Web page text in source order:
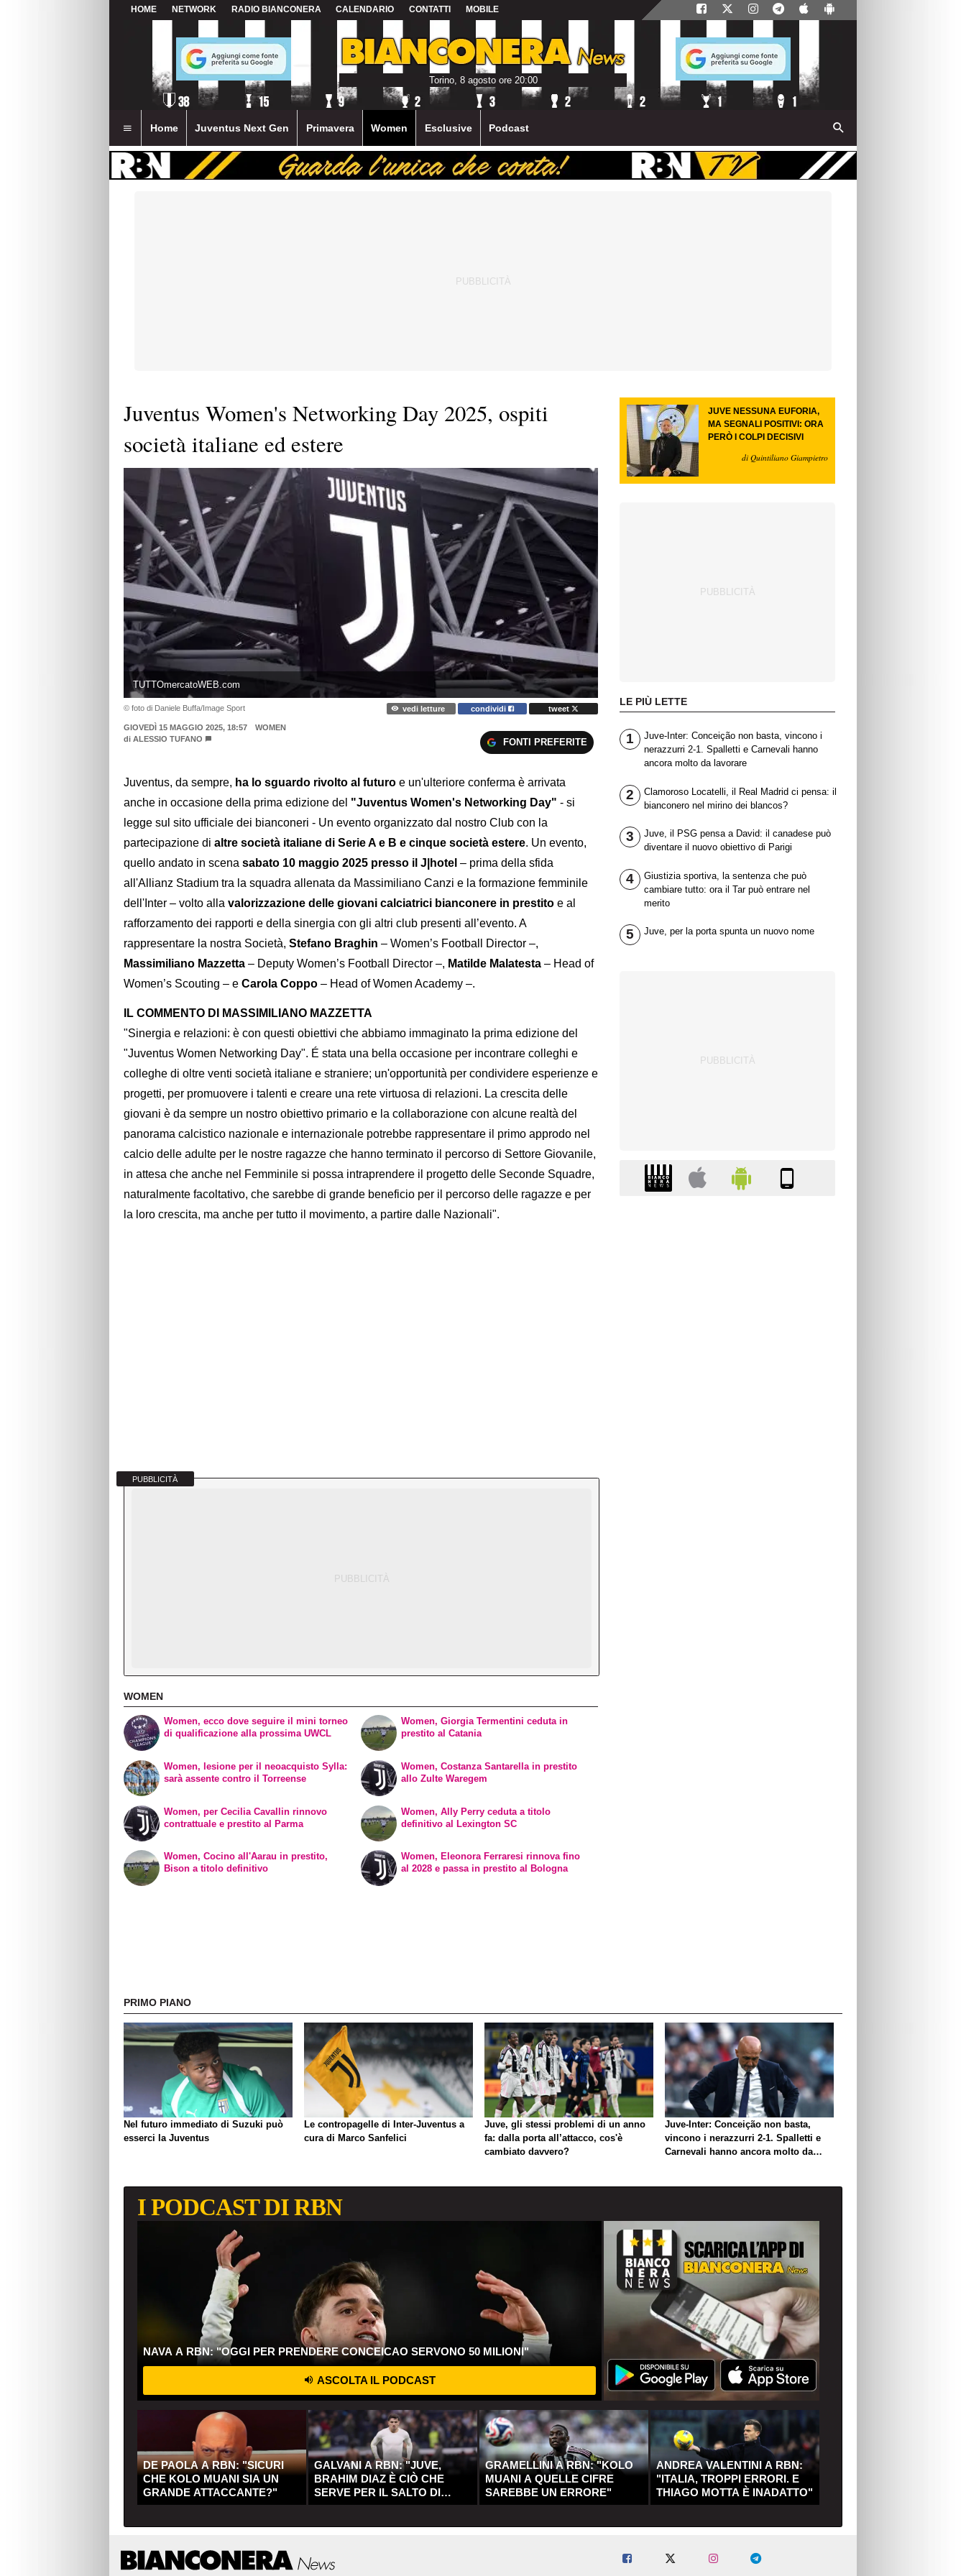
HOME NETWORK RADIO BIANCONERA CALENDARIO CONTATTI MOBILE
Torino, 8 agosto ore 20:00
Home Juventus Next Gen Primavera Women Esclusive Podcast
Juventus Women's Networking Day 2025, ospiti
società italiane ed estere
TUTTOmercatoWEB.com
© foto di Daniele Buffa/Image Sport vedi letture condividi tweet
GIOVEDÌ 15 MAGGIO 2025, 18:57
WOMEN
di ALESSIO TUFANO FONTI PREFERITE
Juventus, da sempre, ha lo sguardo rivolto al futuro e un'ulteriore conferma è arrivata
anche in occasione della prima edizione del "Juventus Women's Networking Day" - si
legge sul sito ufficiale dei bianconeri - Un evento organizzato dal nostro Club con la
partecipazione di altre società italiane di Serie A e B e cinque società estere. Un evento,
quello andato in scena sabato 10 maggio 2025 presso il J|hotel – prima della sfida
all'Allianz Stadium tra la squadra allenata da Massimiliano Canzi e la formazione femminile
dell'Inter – volto alla valorizzazione delle giovani calciatrici bianconere in prestito e al
rafforzamento dei rapporti e della sinergia con gli altri club presenti all’evento. A
rappresentare la nostra Società, Stefano Braghin – Women’s Football Director –,
Massimiliano Mazzetta – Deputy Women’s Football Director –, Matilde Malatesta – Head of
Women’s Scouting – e Carola Coppo – Head of Women Academy –.
IL COMMENTO DI MASSIMILIANO MAZZETTA
"Sinergia e relazioni: è con questi obiettivi che abbiamo immaginato la prima edizione del
"Juventus Women Networking Day". É stata una bella occasione per incontrare colleghi e
colleghe di oltre venti società italiane e straniere; un'opportunità per condividere esperienze e
progetti, per promuovere i talenti e creare una rete virtuosa di relazioni. La crescita delle
giovani è da sempre un nostro obiettivo primario e la collaborazione con alcune realtà del
panorama calcistico nazionale e internazionale potrebbe rappresentare il primo approdo nel
calcio delle adulte per le nostre ragazze che hanno terminato il percorso di Settore Giovanile,
in attesa che anche nel Femminile si possa intraprendere il progetto delle Seconde Squadre,
naturalmente facoltativo, che sarebbe di grande beneficio per il percorso delle ragazze e per
la loro crescita, ma anche per tutto il movimento, a partire dalle Nazionali".
PUBBLICITÀ
WOMEN
Women, ecco dove seguire il mini torneo
di qualificazione alla prossima UWCL
Women, lesione per il neoacquisto Sylla:
sarà assente contro il Torreense
Women, Giorgia Termentini ceduta in
prestito al Catania
Women, Costanza Santarella in prestito
allo Zulte Waregem
Women, per Cecilia Cavallin rinnovo
contrattuale e prestito al Parma
Women, Cocino all'Aarau in prestito,
Bison a titolo definitivo
Women, Ally Perry ceduta a titolo
definitivo al Lexington SC
Women, Eleonora Ferraresi rinnova fino
al 2028 e passa in prestito al Bologna
JUVE NESSUNA EUFORIA,
MA SEGNALI POSITIVI: ORA
PERÒ I COLPI DECISIVI
di Quintiliano Giampietro
LE PIÙ LETTE
1
Juve-Inter: Conceição non basta, vincono i
nerazzurri 2-1. Spalletti e Carnevali hanno
ancora molto da lavorare
2
Clamoroso Locatelli, il Real Madrid ci pensa: il
bianconero nel mirino dei blancos?
3
Juve, il PSG pensa a David: il canadese può
diventare il nuovo obiettivo di Parigi
4
Giustizia sportiva, la sentenza che può
cambiare tutto: ora il Tar può entrare nel
merito
5 Juve, per la porta spunta un nuovo nome
PRIMO PIANO
Nel futuro immediato di Suzuki può
esserci la Juventus
Le contropagelle di Inter-Juventus a
cura di Marco Sanfelici
Juve, gli stessi problemi di un anno
fa: dalla porta all’attacco, cos'è
cambiato davvero?
Juve-Inter: Conceição non basta,
vincono i nerazzurri 2-1. Spalletti e
Carnevali hanno ancora molto da
I PODCAST DI RBN
NAVA A RBN: "OGGI PER PRENDERE CONCEICAO SERVONO 50 MILIONI"
ASCOLTA IL PODCAST
DE PAOLA A RBN: "SICURI
CHE KOLO MUANI SIA UN
GRANDE ATTACCANTE?"
GALVANI A RBN: "JUVE,
BRAHIM DIAZ È CIÒ CHE
SERVE PER IL SALTO DI
QUALITÀ"
GRAMELLINI A RBN: "KOLO
MUANI A QUELLE CIFRE
SAREBBE UN ERRORE"
ANDREA VALENTINI A RBN:
"ITALIA, TROPPI ERRORI. E
THIAGO MOTTA È INADATTO"